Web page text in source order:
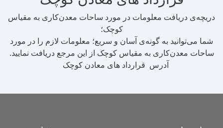
دریچه‌ی دریافت معلومات در مورد ساحات معدن‌کاری به مقیاس
کوچک؛
شما می‌توانید به گونه‌ی آسان و سریع؛ معلومات لازم را در مورد
ساحات معدن‌کاری به مقیاس کوچک از این مرجع دریافت نمایید.
آدرس قرارداد های معادن کوچک